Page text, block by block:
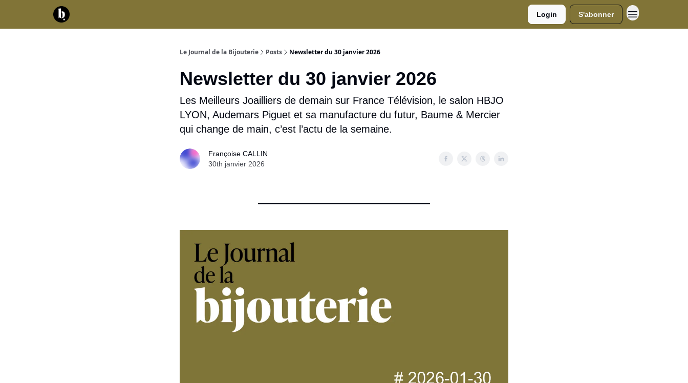
Login S'abonner
Le Journal de la Bijouterie Posts Newsletter du 30 janvier 2026
Newsletter du 30 janvier 2026
Les Meilleurs Joailliers de demain sur France Télévision, le salon HBJO
LYON, Audemars Piguet et sa manufacture du futur, Baume & Mercier
qui change de main, c’est l’actu de la semaine.
Françoise CALLIN
30th janvier 2026